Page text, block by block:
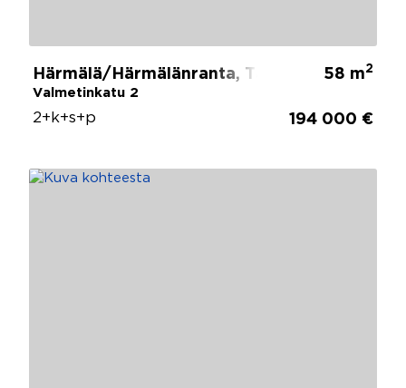
Härmälä/Härmälänranta, Tampere
Valmetinkatu 2
58 m2
2+k+s+p 194 000 €